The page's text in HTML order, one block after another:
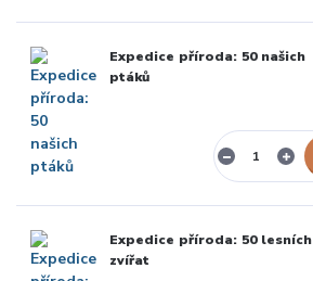
Expedice příroda: 50 našich
ptáků
Expedice příroda: 50 lesních
zvířat